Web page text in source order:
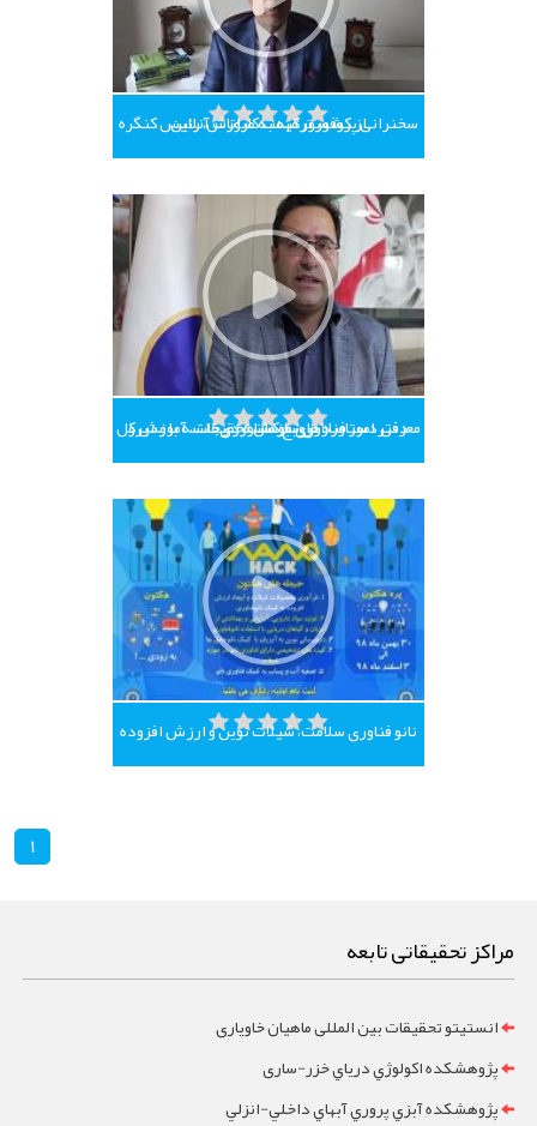
سخنرانی پروفسور مهمت کاراتاش، رئیس کنگره از کشور ترکیه به صورت آنلاین
معرفی دستاوردهای موسسه در جلسه با مدیرکل دفتر امور فناوری سازمان تحقیقات، آموزش و ترویج کشاورزی
نانو فناوری سلامت، شیلات نوین و ارزش افزوده
1
مراکز تحقیقاتی تابعه
انستیتو تحقیقات بین المللی ماهیان خاویاری
پژوهشکده اکولوژي درياي خزر-ساری
پژوهشکده آبزي پروري آبهاي داخلي-انزلي